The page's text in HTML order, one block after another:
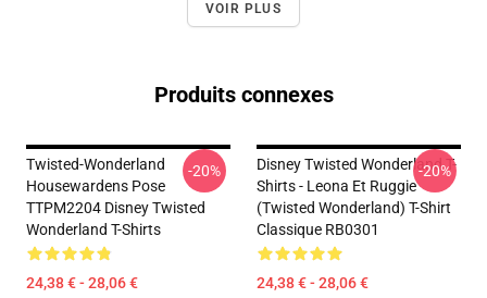
VOIR PLUS
Produits connexes
Twisted-Wonderland
Housewardens Pose
TTPM2204 Disney Twisted
Wonderland T-Shirts
24,38 € - 28,06 €
-20%
Disney Twisted Wonderland T-
Shirts - Leona Et Ruggie
(Twisted Wonderland) T-Shirt
Classique RB0301
24,38 € - 28,06 €
-20%